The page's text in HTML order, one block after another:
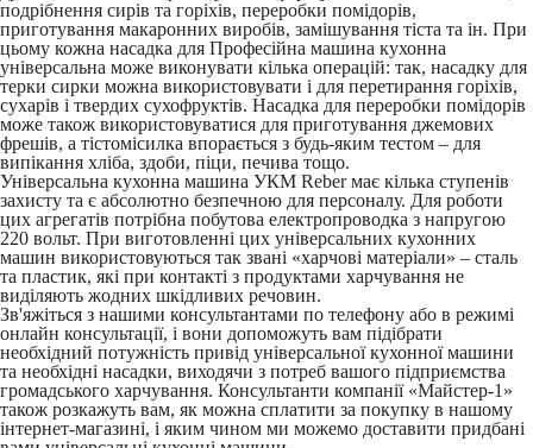
подрібнення сирів та горіхів, переробки помідорів,
приготування макаронних виробів, замішування тіста та ін. При
цьому кожна насадка для Професійна машина кухонна
універсальна може виконувати кілька операцій: так, насадку для
терки сирки можна використовувати і для перетирання горіхів,
сухарів і твердих сухофруктів. Насадка для переробки помідорів
може також використовуватися для приготування джемових
фрешів, а тістомісилка впорається з будь-яким тестом – для
випікання хліба, здоби, піци, печива тощо.
Універсальна кухонна машина УКМ Reber має кілька ступенів
захисту та є абсолютно безпечною для персоналу. Для роботи
цих агрегатів потрібна побутова електропроводка з напругою
220 вольт. При виготовленні цих універсальних кухонних
машин використовуються так звані «харчові матеріали» – сталь
та пластик, які при контакті з продуктами харчування не
виділяють жодних шкідливих речовин.
Зв'яжіться з нашими консультантами по телефону або в режимі
онлайн консультації, і вони допоможуть вам підібрати
необхідний потужність привід універсальної кухонної машини
та необхідні насадки, виходячи з потреб вашого підприємства
громадського харчування. Консультанти компанії «Майстер-1»
також розкажуть вам, як можна сплатити за покупку в нашому
інтернет-магазині, і яким чином ми можемо доставити придбані